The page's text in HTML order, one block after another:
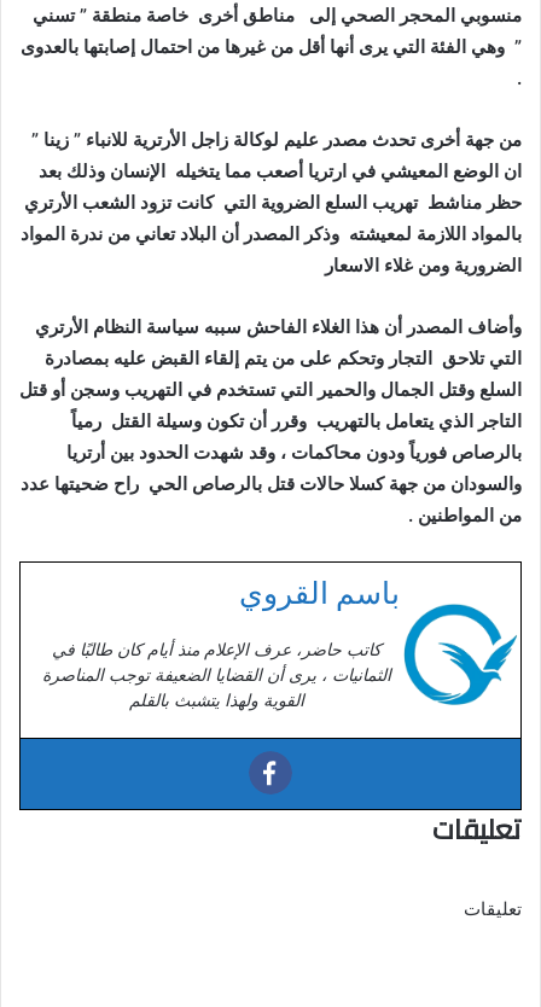
منسوبي المحجر الصحي إلى مناطق أخرى خاصة منطقة ” تسني
” وهي الفئة التي يرى أنها أقل من غيرها من احتمال إصابتها بالعدوى
.
من جهة أخرى تحدث مصدر عليم لوكالة زاجل الأرترية للانباء ” زينا ”
ان الوضع المعيشي في ارتريا أصعب مما يتخيله الإنسان وذلك بعد
حظر مناشط تهريب السلع الضروية التي كانت تزود الشعب الأرتري
بالمواد اللازمة لمعيشته وذكر المصدر أن البلاد تعاني من ندرة المواد
الضرورية ومن غلاء الاسعار
وأضاف المصدر أن هذا الغلاء الفاحش سببه سياسة النظام الأرتري
التي تلاحق التجار وتحكم على من يتم إلقاء القبض عليه بمصادرة
السلع وقتل الجمال والحمير التي تستخدم في التهريب وسجن أو قتل
التاجر الذي يتعامل بالتهريب وقرر أن تكون وسيلة القتل رمياً
بالرصاص فورياً ودون محاكمات ، وقد شهدت الحدود بين أرتريا
والسودان من جهة كسلا حالات قتل بالرصاص الحي راح ضحيتها عدد
من المواطنين .
باسم القروي
كاتب حاضر، عرف الإعلام منذ أيام كان طالبًا في
الثمانيات ، يرى أن القضايا الضعيفة توجب المناصرة
القوية ولهذا يتشبث بالقلم
تعليقات
تعليقات